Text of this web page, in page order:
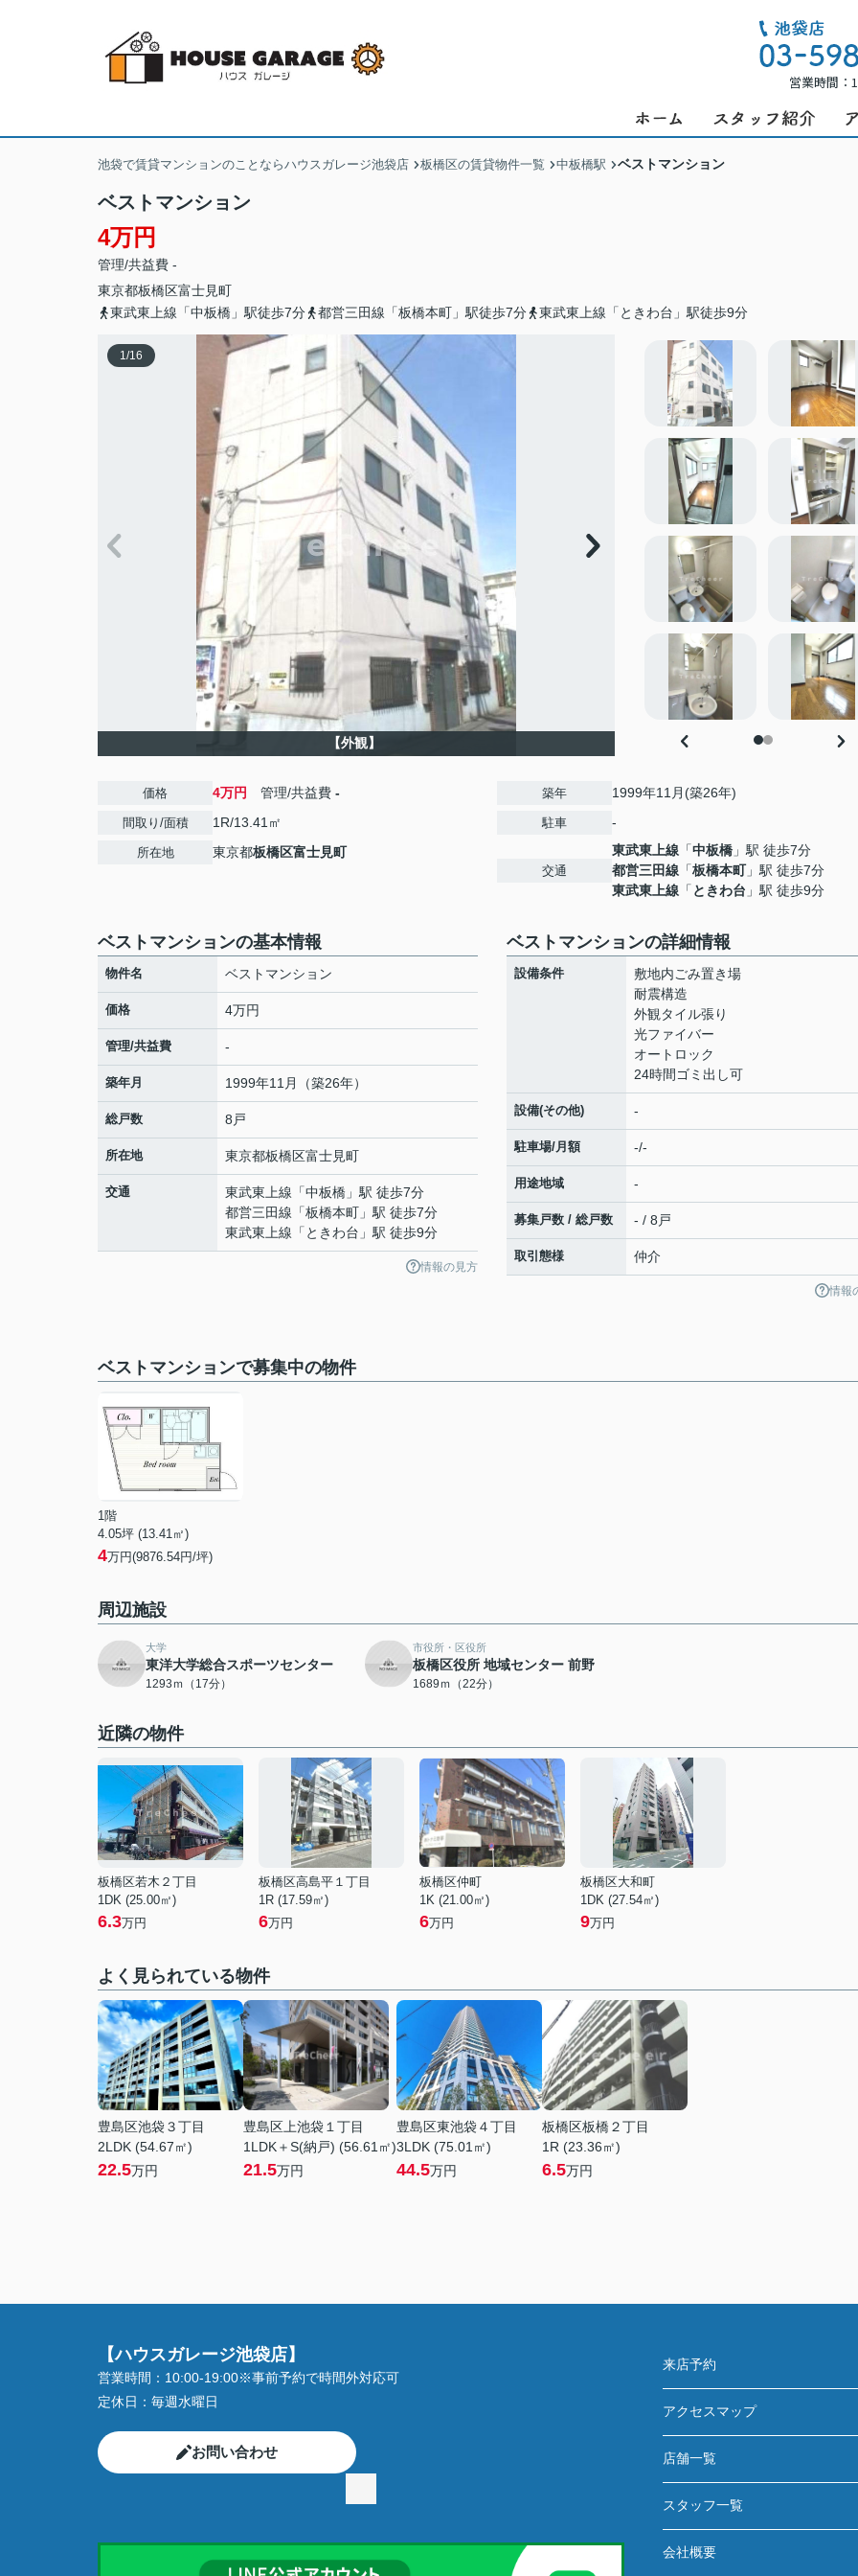
営業時間
池袋で賃貸マンションのことならハウスガレージ池袋店 板橋区の賃貸物件一覧 中板橋駅 ベストマンション
ベストマンション
4万円
管理/共益費 -
東京都板橋区富士見町
東武東上線「中板橋」駅徒歩7分
都営三田線「板橋本町」駅徒歩7分 東武東上線「ときわ台」駅徒歩9分
1/16
【外観】
価格 4万円 管理/共益費 -
間取り/面積 1R/13.41㎡
所在地 東京都板橋区富士見町
築年 1999年11月(築26年)
駐車 -
交通
東武東上線 「中板橋 」駅 徒歩7分
都営三田線 「板橋本町」駅 徒歩7分
東武東上線 「 ときわ台 」駅 徒歩9分
ベストマンションの基本情報
物件名 ベストマンション
価格 4万円
管理/共益費 -
築年月 1999年11月（築26年）
総戸数 8戸
所在地 東京都板橋区富士見町
交通 東武東上線 「中板橋 」駅 徒歩7分
都営三田線 「板橋本町 」駅 徒歩7分
東武東上線 「 ときわ台 」駅 徒歩9分
情報の見方
ベストマンションの詳細情報
設備条件
敷地内ごみ置き場
耐震構造
外観タイル張り
光ファイバー
オートロック
24時間ゴミ出し可
設備(その他) -
駐車場/月額 -/-
用途地域 -
募集戸数 / 総戸数 - / 8戸
取引態様 仲介
情報
ベストマンションで募集中の物件
1階
4.05坪 (13.41㎡)
4万円(9876.54円/坪)
周辺施設
大学
東洋大学総合スポーツセンター
1293ｍ（17分）
市役所・区役所
板橋区役所 地域センター 前野
1689ｍ（22分）
近隣の物件
板橋区若木２丁目
1DK (25.00㎡)
6.3万円
板橋区高島平１丁目
1R (17.59㎡)
6万円
板橋区仲町
1K (21.00㎡)
6万円
板橋区大和町
1DK (27.54㎡)
9万円
よく見られている物件
豊島区池袋３丁目
2LDK (54.67㎡)
22.5万円
豊島区上池袋１丁目
1LDK＋S(納戸) (56.61㎡)
21.5万円
豊島区東池袋４丁目
3LDK (75.01㎡)
44.5万円
板橋区板橋２丁目
1R (23.36㎡)
6.5万円
【ハウスガレージ池袋店】
営業時間： 10:00-19:00※事前予約で時間外対応可
定休日： 毎週水曜日
お問い合わせ
来店予約
アクセスマップ
店舗一覧
スタッフ一覧
会社概要